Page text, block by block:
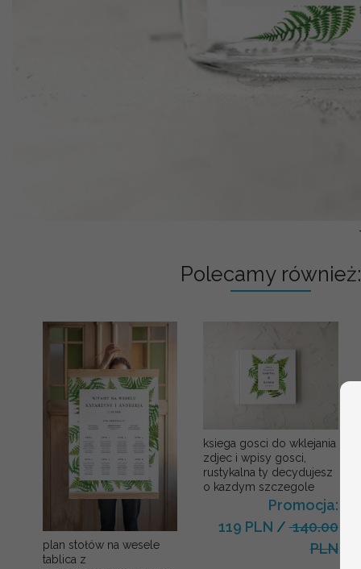
Polecamy również:
plan stołów na wesele
tablica z
ksiega gosci do wklejania
zdjec i wpisy gosci,
rustykalna ty decydujesz
o kazdym szczegole
Promocja:
119 PLN /140.00
PLN